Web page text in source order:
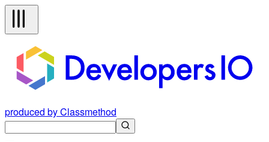
produced by Classmethod